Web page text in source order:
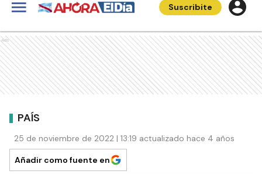
Suscribite
Ads
PAÍS
25 de noviembre de 2022 | 13:19 actualizado hace 4 años
Añadir como fuente en